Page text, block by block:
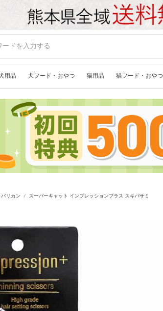
用品 犬フード・おやつ 猫用品 猫フード・おやつ
リカン スーパーキャット インプレッションプラス スキバサミ